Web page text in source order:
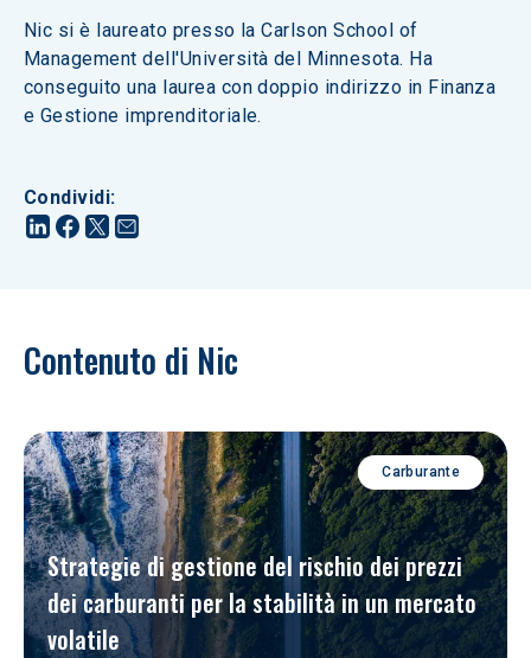
Nic si è laureato presso la Carlson School of
Management dell'Università del Minnesota. Ha
conseguito una laurea con doppio indirizzo in Finanza
e Gestione imprenditoriale.
Condividi:
Contenuto di Nic
Carburante
Strategie di gestione del rischio dei prezzi
dei carburanti per la stabilità in un mercato
volatile